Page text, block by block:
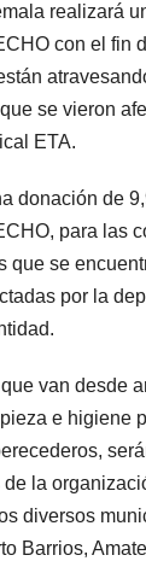
realizará
con el fin
se vieron
ETA.
donación de
para las
que se
por la
van desde
e higiene
de la
diversos
Barrios,